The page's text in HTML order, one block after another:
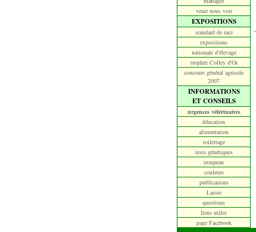
venir nous voir
EXPOSITIONS
standard de race
expositions
nationale d'élevage
trophée Colley d'Or
concours général agricole
2007
INFORMATIONS
ET CONSEILS
urgences vétérinaires
éducation
alimentation
toilettage
tests génétiques
troupeau
couleurs
publications
Lassie
questions
liens utiles
page Facebook